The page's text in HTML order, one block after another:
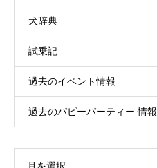
犬辞典
試乗記
過去のイベント情報
過去のパピーパーティー 情報